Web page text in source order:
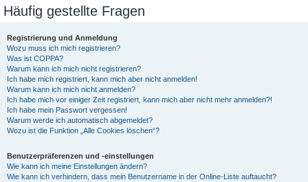
Häufig gestellte Fragen
Registrierung und Anmeldung
Wozu muss ich mich registrieren?
Was ist COPPA?
Warum kann ich mich nicht registrieren?
Ich habe mich registriert, kann mich aber nicht anmelden!
Warum kann ich mich nicht anmelden?
Ich habe mich vor einiger Zeit registriert, kann mich aber nicht mehr anmelden?!
Ich habe mein Passwort vergessen!
Warum werde ich automatisch abgemeldet?
Wozu ist die Funktion „Alle Cookies löschen“?
Benutzerpräferenzen und -einstellungen
Wie kann ich meine Einstellungen ändern?
Wie kann ich verhindern, dass mein Benutzername in der Online-Liste auftaucht?